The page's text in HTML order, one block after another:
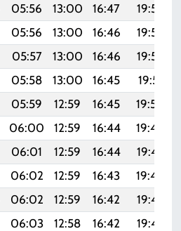
05:56 13:00 16:47 19:55
05:56 13:00 16:46 19:54
05:57 13:00 16:46 19:52
05:58 13:00 16:45 19:51
05:59 12:59 16:45 19:50
06:00 12:59 16:44 19:49
06:01 12:59 16:44
19:47
06:02 12:59 16:43 19:46
06:02 12:59 16:42 19:45
06:03 12:58 16:42 19:43